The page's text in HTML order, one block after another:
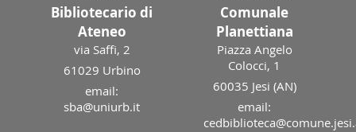
Bibliotecario di
Ateneo
via Saffi, 2
61029 Urbino
email:
sba@uniurb.it
Comunale
Planettiana
Piazza Angelo
Colocci, 1
60035 Jesi (AN)
email: